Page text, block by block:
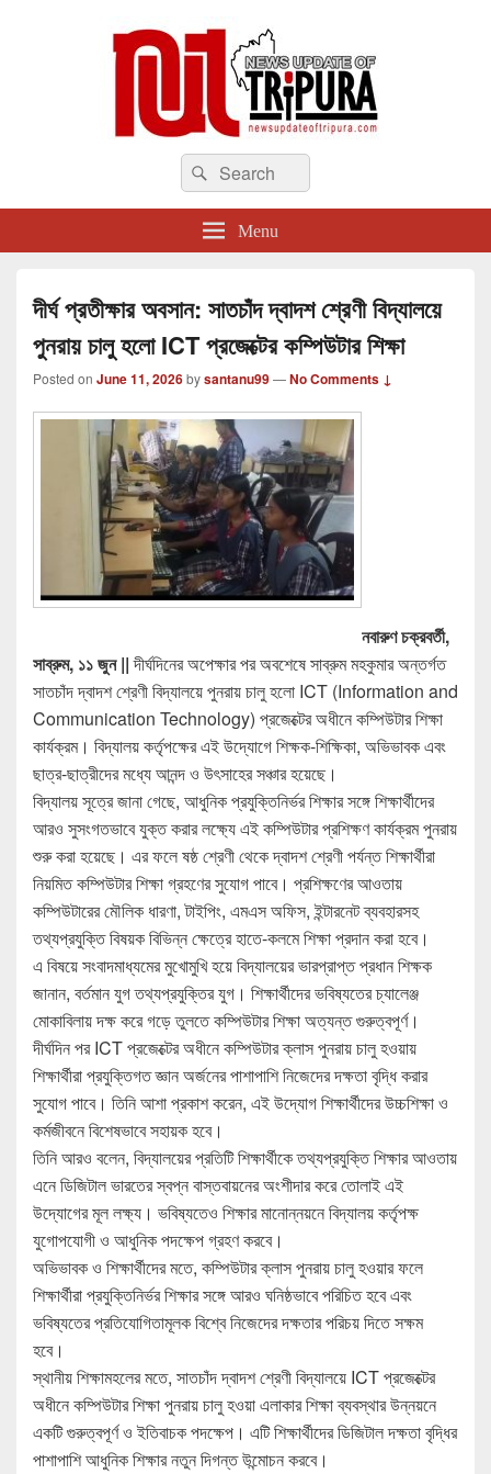
newsupdateoftripura.com
The one & only exceptional Bengali Version online news & infotainment portal
in Tripura.
Search
for:
Search
Menu
দীর্ঘ প্রতীক্ষার অবসান: সাতচাঁদ দ্বাদশ শ্রেণী বিদ্যালয়ে
পুনরায় চালু হলো ICT প্রজেক্টের কম্পিউটার শিক্ষা
Posted on June 11, 2026bysantanu99—No Comments ↓
নবারুণ চক্রবর্তী,
সাব্রুম, ১১ জুন ||দীর্ঘদিনের অপেক্ষার পর অবশেষে সাব্রুম মহকুমার অন্তর্গত
সাতচাঁদ দ্বাদশ শ্রেণী বিদ্যালয়ে পুনরায় চালু হলো ICT (Information and
Communication Technology) প্রজেক্টের অধীনে কম্পিউটার শিক্ষা
কার্যক্রম। বিদ্যালয় কর্তৃপক্ষের এই উদ্যোগে শিক্ষক-শিক্ষিকা, অভিভাবক এবং
ছাত্র-ছাত্রীদের মধ্যে আনন্দ ও উৎসাহের সঞ্চার হয়েছে।
বিদ্যালয় সূত্রে জানা গেছে, আধুনিক প্রযুক্তিনির্ভর শিক্ষার সঙ্গে শিক্ষার্থীদের
আরও সুসংগতভাবে যুক্ত করার লক্ষ্যে এই কম্পিউটার প্রশিক্ষণ কার্যক্রম পুনরায়
শুরু করা হয়েছে। এর ফলে ষষ্ঠ শ্রেণী থেকে দ্বাদশ শ্রেণী পর্যন্ত শিক্ষার্থীরা
নিয়মিত কম্পিউটার শিক্ষা গ্রহণের সুযোগ পাবে। প্রশিক্ষণের আওতায়
কম্পিউটারের মৌলিক ধারণা, টাইপিং, এমএস অফিস, ইন্টারনেট ব্যবহারসহ
তথ্যপ্রযুক্তি বিষয়ক বিভিন্ন ক্ষেত্রে হাতে-কলমে শিক্ষা প্রদান করা হবে।
এ বিষয়ে সংবাদমাধ্যমের মুখোমুখি হয়ে বিদ্যালয়ের ভারপ্রাপ্ত প্রধান শিক্ষক
জানান, বর্তমান যুগ তথ্যপ্রযুক্তির যুগ। শিক্ষার্থীদের ভবিষ্যতের চ্যালেঞ্জ
মোকাবিলায় দক্ষ করে গড়ে তুলতে কম্পিউটার শিক্ষা অত্যন্ত গুরুত্বপূর্ণ।
দীর্ঘদিন পর ICT প্রজেক্টের অধীনে কম্পিউটার ক্লাস পুনরায় চালু হওয়ায়
শিক্ষার্থীরা প্রযুক্তিগত জ্ঞান অর্জনের পাশাপাশি নিজেদের দক্ষতা বৃদ্ধি করার
সুযোগ পাবে। তিনি আশা প্রকাশ করেন, এই উদ্যোগ শিক্ষার্থীদের উচ্চশিক্ষা ও
কর্মজীবনে বিশেষভাবে সহায়ক হবে।
তিনি আরও বলেন, বিদ্যালয়ের প্রতিটি শিক্ষার্থীকে তথ্যপ্রযুক্তি শিক্ষার আওতায়
এনে ডিজিটাল ভারতের স্বপ্ন বাস্তবায়নের অংশীদার করে তোলাই এই
উদ্যোগের মূল লক্ষ্য। ভবিষ্যতেও শিক্ষার মানোন্নয়নে বিদ্যালয় কর্তৃপক্ষ
যুগোপযোগী ও আধুনিক পদক্ষেপ গ্রহণ করবে।
অভিভাবক ও শিক্ষার্থীদের মতে, কম্পিউটার ক্লাস পুনরায় চালু হওয়ার ফলে
শিক্ষার্থীরা প্রযুক্তিনির্ভর শিক্ষার সঙ্গে আরও ঘনিষ্ঠভাবে পরিচিত হবে এবং
ভবিষ্যতের প্রতিযোগিতামূলক বিশ্বে নিজেদের দক্ষতার পরিচয় দিতে সক্ষম
হবে।
স্থানীয় শিক্ষামহলের মতে, সাতচাঁদ দ্বাদশ শ্রেণী বিদ্যালয়ে ICT প্রজেক্টের
অধীনে কম্পিউটার শিক্ষা পুনরায় চালু হওয়া এলাকার শিক্ষা ব্যবস্থার উন্নয়নে
একটি গুরুত্বপূর্ণ ও ইতিবাচক পদক্ষেপ। এটি শিক্ষার্থীদের ডিজিটাল দক্ষতা বৃদ্ধির
পাশাপাশি আধুনিক শিক্ষার নতুন দিগন্ত উন্মোচন করবে।